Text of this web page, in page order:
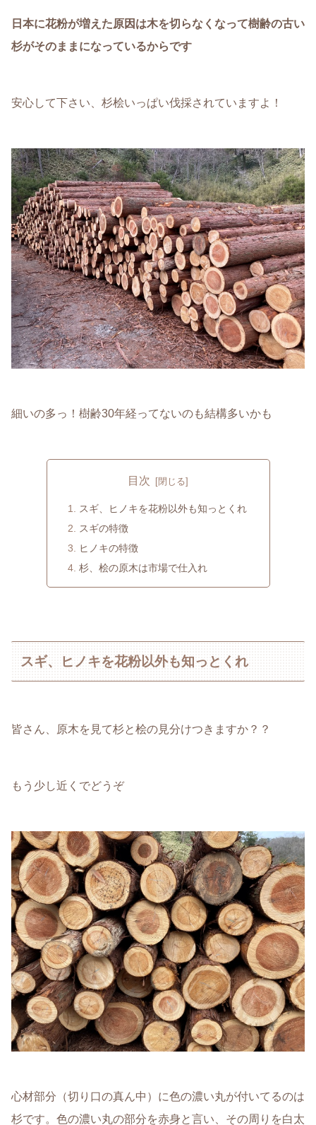
日本に花粉が増えた原因は木を切らなくなって樹齢の古い
杉がそのままになっているからです
安心して下さい、杉桧いっぱい伐採されていますよ！
細いの多っ！樹齢30年経ってないのも結構多いかも
目次
スギ、ヒノキを花粉以外も知っとくれ
スギの特徴
ヒノキの特徴
杉、桧の原木は市場で仕入れ
スギ、ヒノキを花粉以外も知っとくれ
皆さん、原木を見て杉と桧の見分けつきますか？？
もう少し近くでどうぞ
心材部分（切り口の真ん中）に色の濃い丸が付いてるのは
杉です。色の濃い丸の部分を赤身と言い、その周りを白太